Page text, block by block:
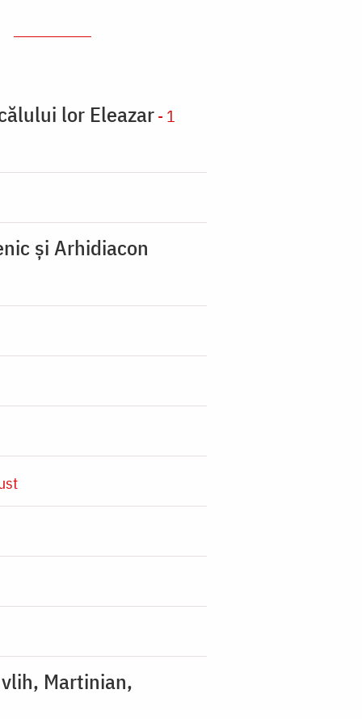
lor Eleazar- 1
şi Arhidiacon
Martinian,